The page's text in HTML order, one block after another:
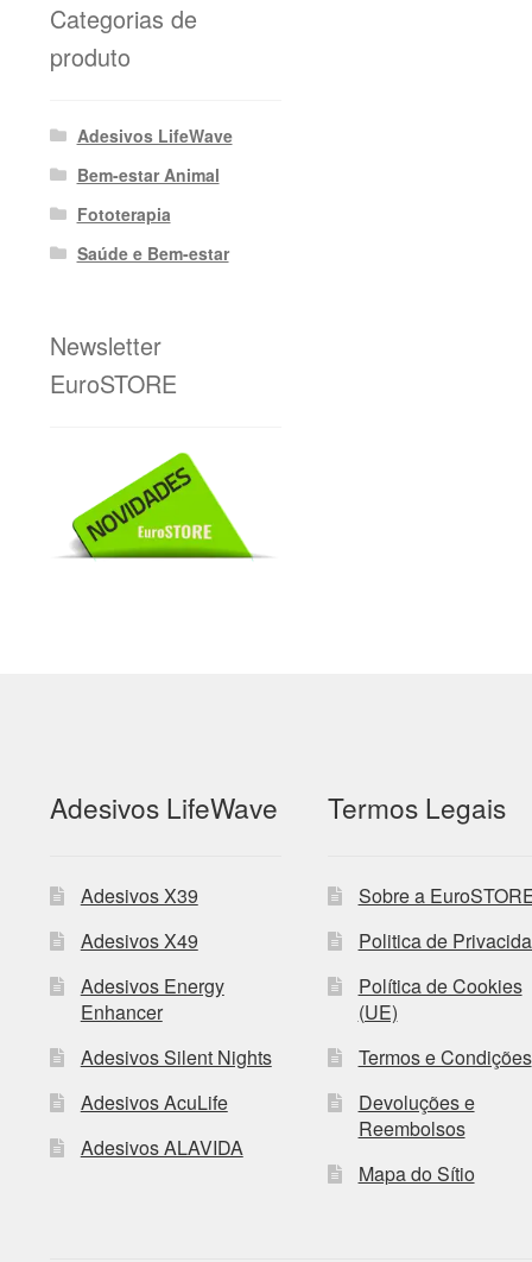
Categorias de
produto
Adesivos LifeWave
Bem-estar Animal
Fototerapia
Saúde e Bem-estar
Newsletter
EuroSTORE
Adesivos LifeWave
Adesivos X39
Adesivos X49
Adesivos Energy
Enhancer
Adesivos Silent Nights
Adesivos AcuLife
Adesivos ALAVIDA
Termos Legais
Sobre a
Politica de
Política de Cookies
(UE)
Termos e Condições
Devoluções e
Reembolsos
Mapa do Sítio